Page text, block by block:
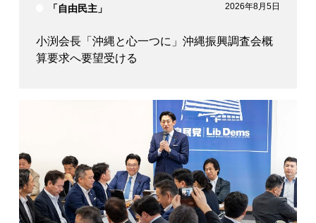
衆議院議員
西野 太亮
衆議院議員
長谷川 淳二
衆議院議員
鈴木 英敬
「自由民主」 2026年8月5日
小渕会長「沖縄と心一つに」沖縄振興調査会概
算要求へ要望受ける